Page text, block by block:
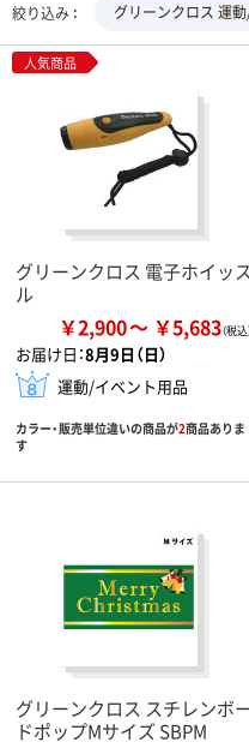
絞り込み グリーンクロス 運
人気商品
グリーンクロス 電子ホイッス
ル
￥2,900 ￥5,683
お届け日：8月9日（日）
運動/イベント用品
カラー・販売単位違いの商品が2商品ありま
す
グリーンクロス スチレンボ
ドポップMサイズ SBPM